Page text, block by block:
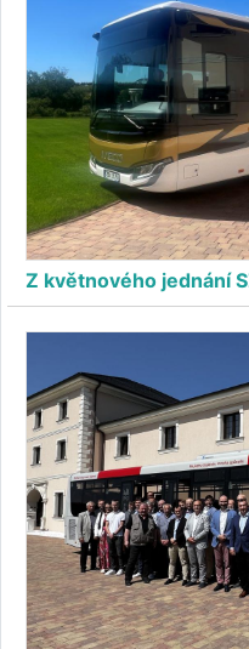
Z květnového jednání